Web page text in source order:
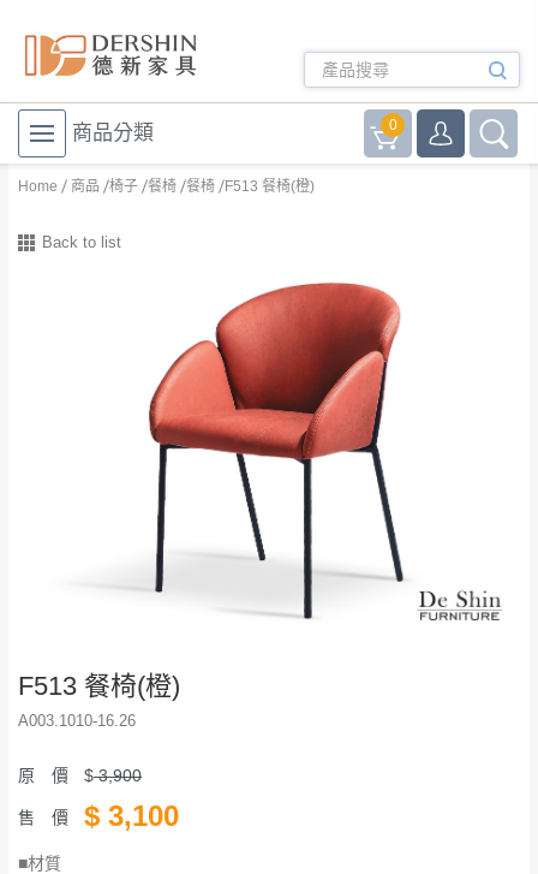
商品分類 0
Home 商品 椅子 餐椅 餐椅 F513 餐椅(橙)
Back to list
F513 餐椅(橙)
A003.1010-16.26
原 價 $3,900
售 價 $ 3,100
■材質